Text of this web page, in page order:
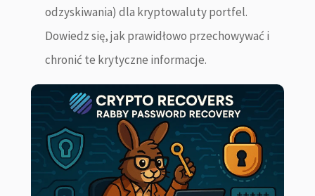
odzyskiwania) dla kryptowaluty portfel.
Dowiedz się, jak prawidłowo przechowywać i
chronić te krytyczne informacje.